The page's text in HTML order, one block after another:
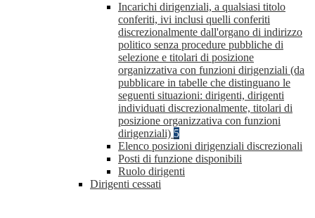
Incarichi dirigenziali, a qualsiasi titolo
conferiti, ivi inclusi quelli conferiti
discrezionalmente dall'organo di indirizzo
politico senza procedure pubbliche di
selezione e titolari di posizione
organizzativa con funzioni dirigenziali (da
pubblicare in tabelle che distinguano le
seguenti situazioni: dirigenti, dirigenti
individuati discrezionalmente, titolari di
posizione organizzativa con funzioni
dirigenziali) 5
Elenco posizioni dirigenziali discrezionali
Posti di funzione disponibili
Ruolo dirigenti
Dirigenti cessati